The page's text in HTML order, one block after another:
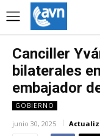
Canciller
bilaterales
embajador
GOBIERNO
junio 30, 2025